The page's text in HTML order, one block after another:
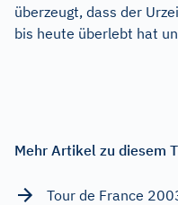
überzeugt, dass der
bis heute überlebt hat
Mehr Artikel zu diesem
Tour de France